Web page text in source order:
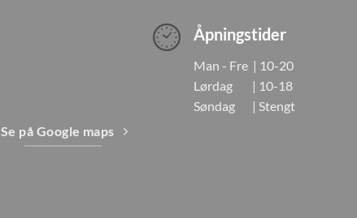
Se på Google maps
Åpningstider
Man - Fre | 10-20
Lørdag | 10-18
Søndag | Stengt